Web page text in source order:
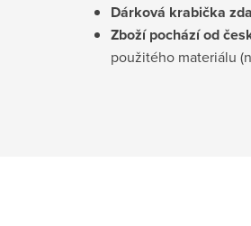
Dárková krabička
Zboží pochází od
použitého materiálu